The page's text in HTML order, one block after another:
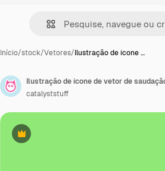
Início/stock/Vetores/Ilustração de ícone …
Premium
catalyststuff